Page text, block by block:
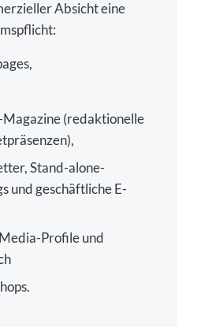
Absicht eine
(redaktionelle
Stand-alone-
und geschäftliche E-
Profile und